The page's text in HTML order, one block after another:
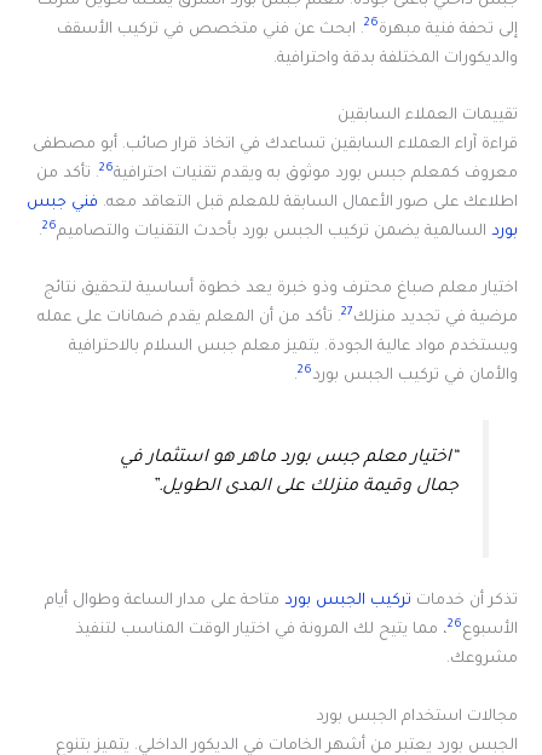
إلى تحفة فنية مبهرة26. ابحث عن فني متخصص في تركيب الأسقف
والديكورات المختلفة بدقة واحترافية.
تقييمات العملاء السابقين
قراءة آراء العملاء السابقين تساعدك في اتخاذ قرار صائب. أبو مصطفى
معروف كمعلم جبس بورد موثوق به ويقدم تقنيات احترافية26. تأكد من
اطلاعك على صور الأعمال السابقة للمعلم قبل التعاقد معه. فني جبس
بورد السالمية يضمن تركيب الجبس بورد بأحدث التقنيات والتصاميم26
.
اختيار معلم صباغ محترف وذو خبرة يعد خطوة أساسية لتحقيق نتائج
مرضية في تجديد منزلك27. تأكد من أن المعلم يقدم ضمانات على عمله
ويستخدم مواد عالية الجودة. يتميز معلم جبس السلام بالاحترافية
والأمان في تركيب الجبس بورد26
.
“اختيار معلم جبس بورد ماهر هو استثمار في
جمال وقيمة منزلك على المدى الطويل.”
تذكر أن خدمات تركيب الجبس بورد متاحة على مدار الساعة وطوال أيام
الأسبوع26، مما يتيح لك المرونة في اختيار الوقت المناسب لتنفيذ
مشروعك.
مجالات استخدام الجبس بورد
الجبس بورد يعتبر من أشهر الخامات في الديكور الداخلي. يتميز بتنوع